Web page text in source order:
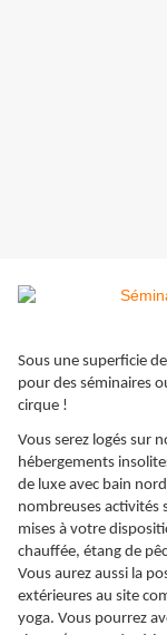
Sous une superficie
pour des séminaires
cirque !
Vous serez logés sur
hébergements
de luxe avec bain
nombreuses activités
mises à votre
chauffée, étang de
Vous aurez aussi la
extérieures au site
yoga. Vous pourrez